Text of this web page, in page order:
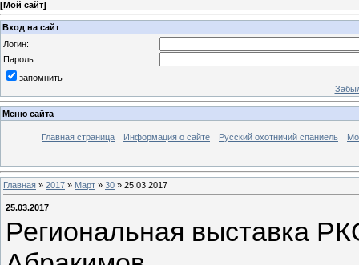
[Мой сайт]
Вход на сайт
Логин:
Пароль:
запомнить
Меню сайта
Главная страница Информация о сайте Русский охотничий спаниель
Главная » 2017 » Март » 30 » 25.03.2017
25.03.2017
Региональная выставка